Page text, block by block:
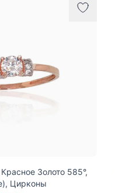
Золото 585°,
Цирконы